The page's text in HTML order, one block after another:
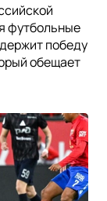
футбольные
победу
обещает